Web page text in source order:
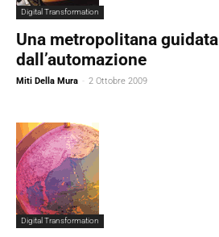
Digital Transformation
Una metropolitana guidata
dall’automazione
Miti Della Mura - 2 Ottobre 2009
Digital Transformation